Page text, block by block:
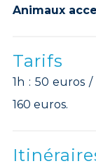
Animaux
Tarifs
1h : 50 euros
160 euros.